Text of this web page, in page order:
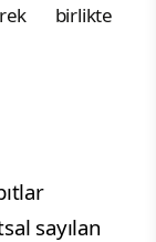
birlikte
sayılan